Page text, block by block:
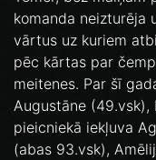
komanda neizturēja
vārtus uz kuriem
pēc kārtas par
meitenes. Par šī
Augustāne
pieicniekā iekļuva
(abas 93.vsk),